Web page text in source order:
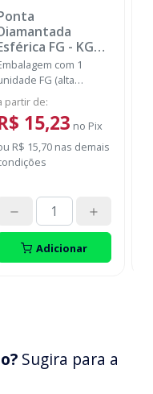
FG - KG
com 1
FG (alta
rotação).
partir de:
15,23 no Pix
R$ 15,70nas demais
Adicionar
Sugira para a